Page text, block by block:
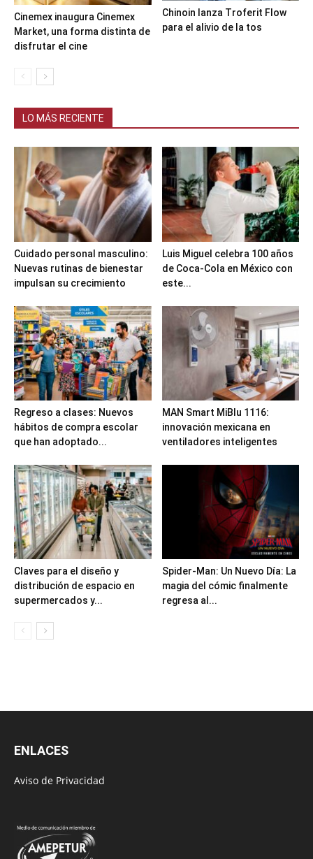
Cinemex inaugura Cinemex
Market, una forma distinta de
disfrutar el cine
Chinoin lanza Troferit Flow
para el alivio de la tos
LO MÁS RECIENTE
Cuidado personal masculino:
Nuevas rutinas de bienestar
impulsan su crecimiento
Luis Miguel celebra 100 años
de Coca-Cola en México con
este...
Regreso a clases: Nuevos
hábitos de compra escolar
que han adoptado...
MAN Smart MiBlu 1116:
innovación mexicana en
ventiladores inteligentes
Claves para el diseño y
distribución de espacio en
supermercados y...
Spider-Man: Un Nuevo Día: La
magia del cómic finalmente
regresa al...
ENLACES
Aviso de Privacidad